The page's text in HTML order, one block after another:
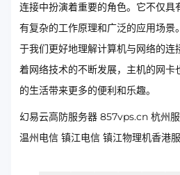
连接中扮演着重要的角色。它不仅具
有复杂的工作原理和广泛的应用场景
于我们更好地理解计算机与网络的连
着网络技术的不断发展，主机的网卡
的生活带来更多的便利和乐趣。
幻易云高防服务器 857vps.cn 杭州
温州电信 镇江电信 镇江物理机香港